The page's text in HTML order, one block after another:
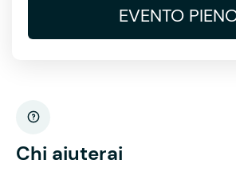
EVENTO
Chi aiuterai